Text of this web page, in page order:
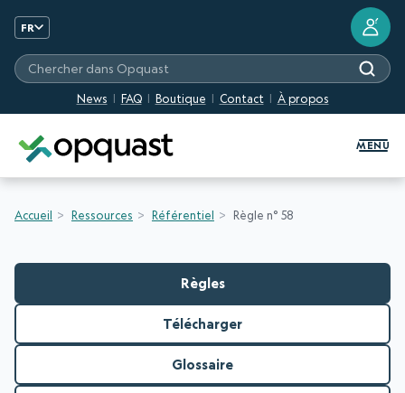
FR
News FAQ Boutique Contact À propos
Chercher dans Opquast
?
MENU
Accueil Ressources Référentiel Règle n° 58
Règles
Télécharger
Glossaire